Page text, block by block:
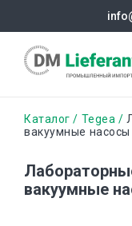
содержанию
Строка
Каталог Tegea
вакуумные насосы
вакуумные